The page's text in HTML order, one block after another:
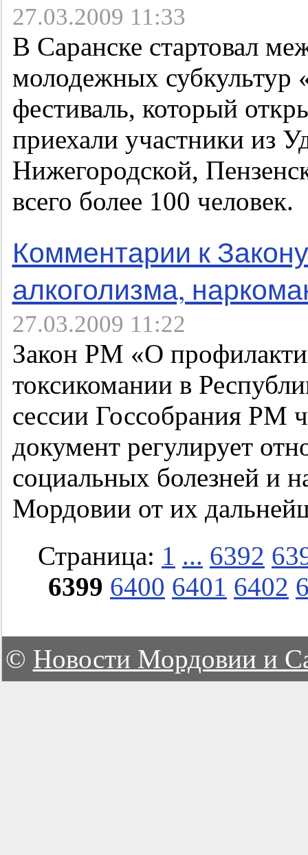
27.03.2009 11:33
В Саранске стартовал
молодежных
фестиваль, который
приехали участники из
Нижегородской,
всего более 100 человек.
Комментарии к
алкоголизма,
27.03.2009 11:22
Закон РМ «О
токсикомании в
сессии Госсобрания РМ
документ регулирует
социальных болезней и
Мордовии от их
Страница: 1 ... 6392
6399 6400 6401 6402
© Новости Мордовии и